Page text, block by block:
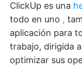
ClickUp es una
todo en uno ,
aplicación para
trabajo, dirigida
optimizar sus